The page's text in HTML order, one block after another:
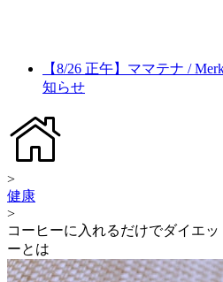
【8/26 正午】ママテナ /
知らせ
>
健康
>
コーヒーに入れるだけでダイエ
ーとは